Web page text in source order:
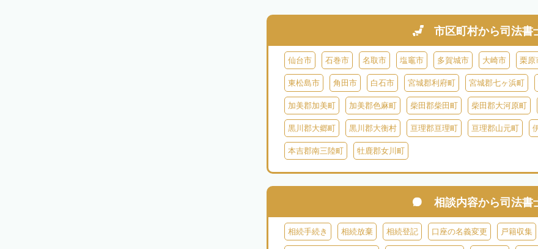
市区町村から司法書
仙台市 石巻市 名取市 塩竈市 多賀城市 大崎市 栗原
東松島市 角田市 白石市 宮城郡利府町 宮城郡七ヶ浜町
加美郡加美町 加美郡色麻町 柴田郡柴田町 柴田郡大河原町
黒川郡大郷町 黒川郡大衡村 亘理郡亘理町 亘理郡山元町
本吉郡南三陸町 牡鹿郡女川町
相談内容から司法書
相続手続き 相続放棄 相続登記 口座の名義変更 戸籍収集